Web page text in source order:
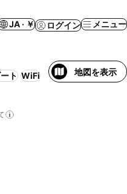
JA · ￥ ログイン メニュー
ト WiFi 地図を表示